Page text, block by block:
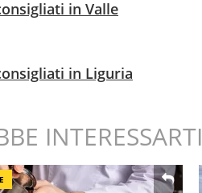
in Valle
in Liguria
INTERESSARTI